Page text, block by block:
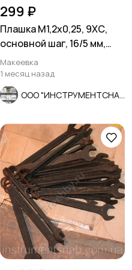
299 ₽
Плашка М1,2х0,25, 9ХС,
основной шаг, 16/5 мм,
ГОСТ 7740-71.
Макеевка
1 месяц назад